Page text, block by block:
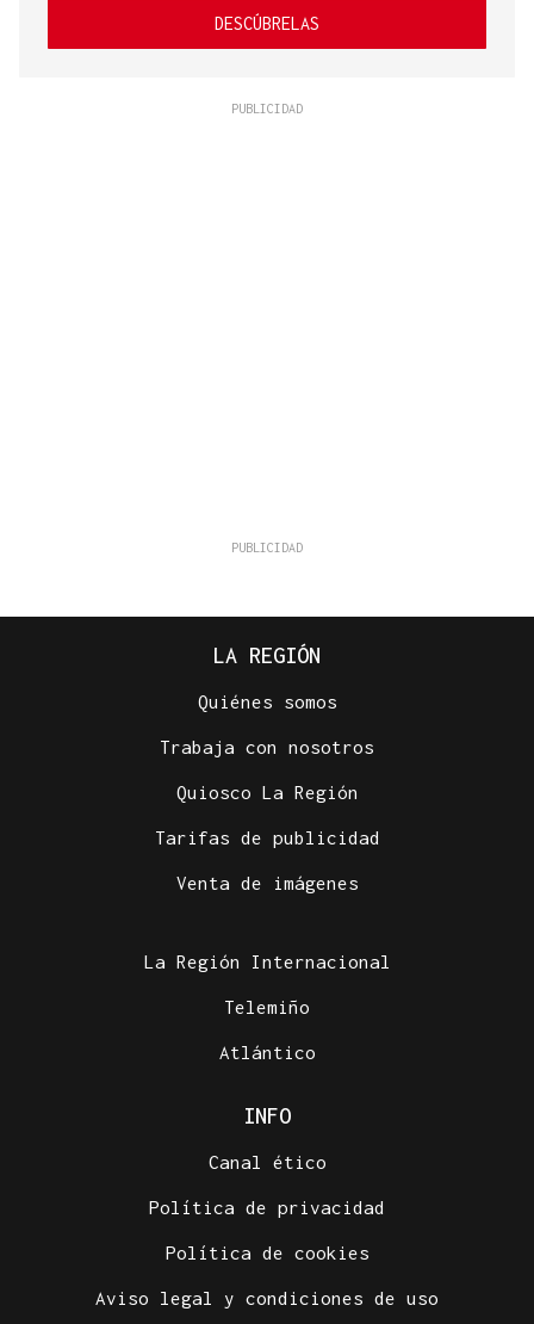
DESCÚBRELAS
LA REGIÓN
Quiénes somos
Trabaja con nosotros
Quiosco La Región
Tarifas de publicidad
Venta de imágenes
La Región Internacional
Telemiño
Atlántico
INFO
Canal ético
Política de privacidad
Política de cookies
Aviso legal y condiciones de uso